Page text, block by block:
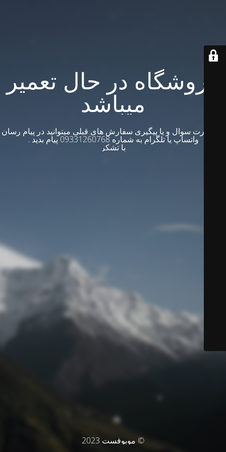
فروشگاه در حال تعمیر
میباشد
در صورت سوال و یا پیگیری سفارش های قبلی میتوانید در پیام رسان
واتساپ یا تلگرام به شماره 09331260768 پیام بدید .
با تشکر
© موبوفست 2023